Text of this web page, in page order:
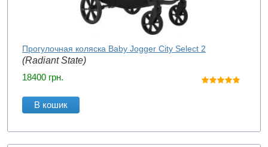
Прогулочная коляска Baby Jogger City Select 2
(Radiant State)
18400 грн.
В кошик